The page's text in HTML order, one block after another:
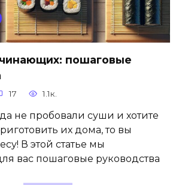
пошаговые
17 1.1к.
не пробовали суши и хотите
их дома, то вы
В этой статье мы
вас пошаговые руководства